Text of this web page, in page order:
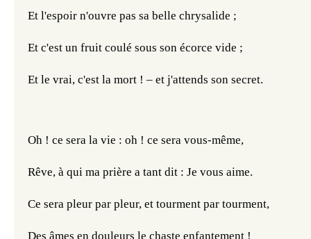
Et l'espoir n'ouvre pas sa belle chrysalide ;
Et c'est un fruit coulé sous son écorce vide ;
Et le vrai, c'est la mort ! – et j'attends son secret.
Oh ! ce sera la vie : oh ! ce sera vous-même,
Rêve, à qui ma prière a tant dit : Je vous aime.
Ce sera pleur par pleur, et tourment par tourment,
Des âmes en douleurs le chaste enfantement !